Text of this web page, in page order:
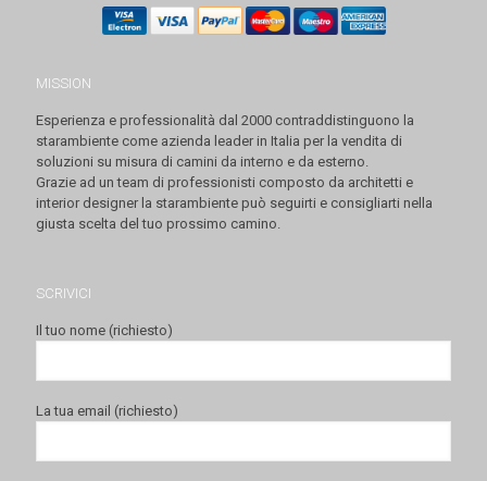
MISSION
Esperienza e professionalità dal 2000 contraddistinguono la
starambiente come azienda leader in Italia per la vendita di
soluzioni su misura di camini da interno e da esterno.
Grazie ad un team di professionisti composto da architetti e
interior designer la starambiente può seguirti e consigliarti nella
giusta scelta del tuo prossimo camino.
SCRIVICI
Il tuo nome (richiesto)
La tua email (richiesto)